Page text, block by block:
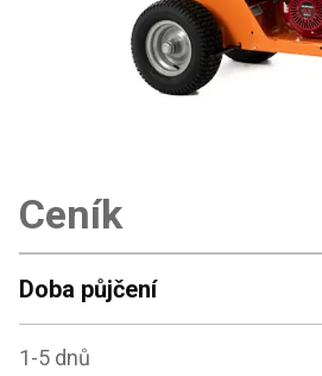
Ceník
Doba půjčení
1-5 dnů